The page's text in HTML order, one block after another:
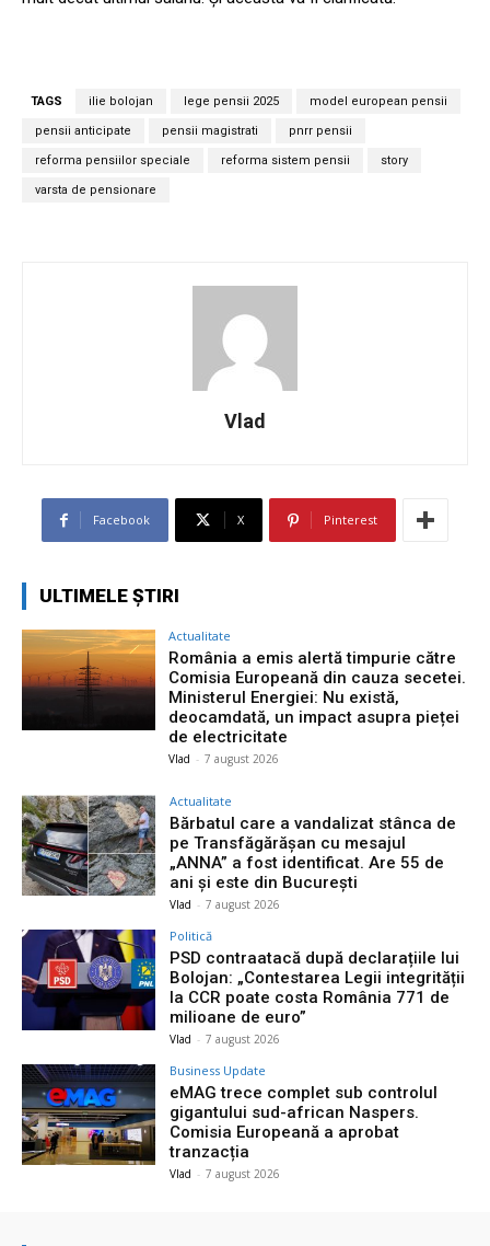
TAGS ilie bolojan lege pensii 2025 model european pensii
pensii anticipate pensii magistrati pnrr pensii
reforma pensiilor speciale reforma sistem pensii story
varsta de pensionare
Vlad
Facebook X Pinterest
ULTIMELE ȘTIRI
Actualitate
România a emis alertă timpurie către
Comisia Europeană din cauza secetei.
Ministerul Energiei: Nu există,
deocamdată, un impact asupra pieței
de electricitate
Vlad - 7 august 2026
Actualitate
Bărbatul care a vandalizat stânca de
pe Transfăgărășan cu mesajul
„ANNA” a fost identificat. Are 55 de
ani și este din București
Vlad - 7 august 2026
Politică
PSD contraatacă după declarațiile lui
Bolojan: „Contestarea Legii integrității
la CCR poate costa România 771 de
milioane de euro”
Vlad - 7 august 2026
Business Update
eMAG trece complet sub controlul
gigantului sud-african Naspers.
Comisia Europeană a aprobat
tranzacția
Vlad - 7 august 2026